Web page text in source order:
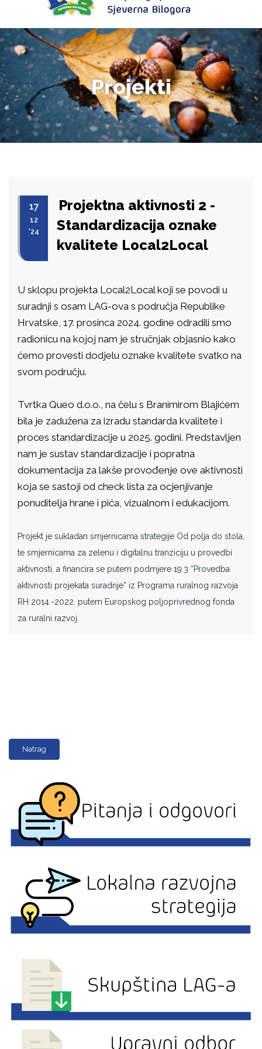
Projekti
17
12
'24
Projektna aktivnosti 2 -
Standardizacija oznake
kvalitete Local2Local
U sklopu projekta Local2Local koji se povodi u
suradnji s osam LAG-ova s područja Republike
Hrvatske, 17. prosinca 2024. godine odradili smo
radionicu na kojoj nam je stručnjak objasnio kako
ćemo provesti dodjelu oznake kvalitete svatko na
svom području.
Tvrtka Queo d.o.o., na čelu s Branimirom Blajićem
bila je zadužena za izradu standarda kvalitete i
proces standardizacije u 2025. godini. Predstavljen
nam je sustav standardizacije i popratna
dokumentacija za lakše provođenje ove aktivnosti
koja se sastoji od check lista za ocjenjivanje
ponuditelja hrane i pića, vizualnom i edukacijom.
Projekt je sukladan smjernicama strategije Od polja do stola,
te smjernicama za zelenu i digitalnu tranziciju u provedbi
aktivnosti, a financira se putem podmjere 19.3 “Provedba
aktivnosti projekata suradnje” iz Programa ruralnog razvoja
RH 2014.-2022. putem Europskog poljoprivrednog fonda
za ruralni razvoj.
Natrag